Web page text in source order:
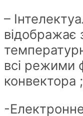
–
відображає
всі режими
конвектора ;
-